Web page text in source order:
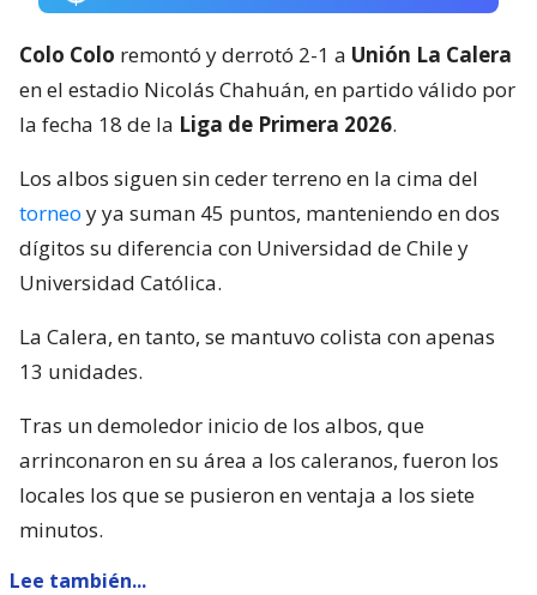
Colo Colo remontó y derrotó 2-1 a Unión La Calera
en el estadio Nicolás Chahuán, en partido válido por
la fecha 18 de la Liga de Primera 2026.
Los albos siguen sin ceder terreno en la cima del
torneo y ya suman 45 puntos, manteniendo en dos
dígitos su diferencia con Universidad de Chile y
Universidad Católica.
La Calera, en tanto, se mantuvo colista con apenas
13 unidades.
Tras un demoledor inicio de los albos, que
arrinconaron en su área a los caleranos, fueron los
locales los que se pusieron en ventaja a los siete
minutos.
Lee también...